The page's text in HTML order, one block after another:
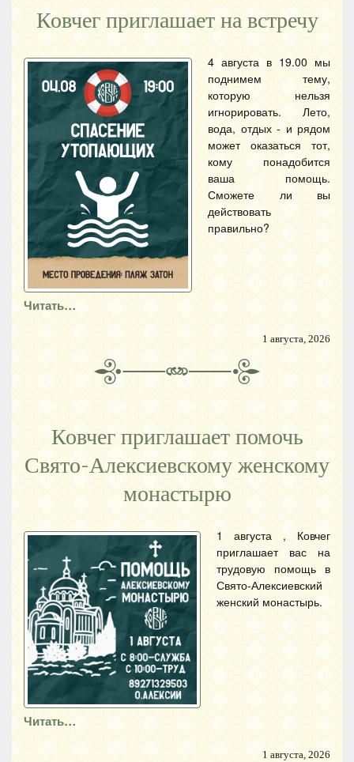
Ковчег приглашает на встречу
4 августа в 19.00 мы
поднимем тему,
которую нельзя
игнорировать. Лето,
вода, отдых - и рядом
может оказаться тот,
кому понадобится
ваша помощь.
Сможете ли вы
действовать
правильно?
Читать…
1 августа, 2026
Ковчег приглашает помочь
Свято-Алексиевскому женскому
монастырю
1 августа , Ковчег
приглашает вас на
трудовую помощь в
Свято-Алексиевский
женский монастырь.
Читать…
1 августа, 2026